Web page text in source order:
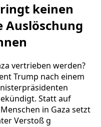
keinen
Auslöschung
vertrieben werden?
Trump nach einem
Statt auf
in Gaza setzt
Verstoß g